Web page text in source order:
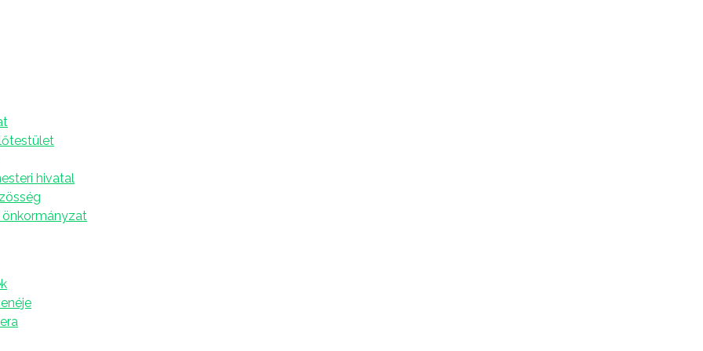
hivatal
önkormányzat
az újvidéki Magyar Nyelv és Irodalom Tanszék a
tanácskozást október 14-én a virtuális
előadással kezdődik. Raátz Judit (ELTE
és -alkotás fejlesztésének hagyományos és
Tátrai Szilárd (ELTE BTK, Mai Magyar
azaz a háttérismeretek résztvevői
meg.
szekcióban folyik majd a legkülönbözőbb
többek között a szövegjavítási stratégiák